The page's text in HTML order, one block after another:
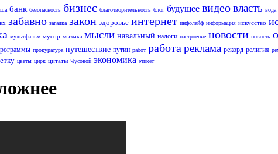
банк безопасность бизнес благотворительность блог будущее видеовласть вода
забавно загадка закон здоровье интернет инфолайф информация искусство
мультфильм мусор мызыка мысли навальный налоги настроение новости новость
прокуратура путешествие путин работ работа реклама рекорд религия
цветы цирк цитаты Чусовой экономика этикет